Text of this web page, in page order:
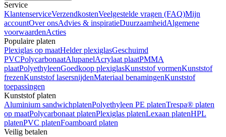
Service
KlantenserviceVerzendkostenVeelgestelde vragen (FAQ)Mijn
accountOver onsAdvies & inspiratieDuurzaamheidAlgemene
voorwaardenActies
Populaire platen
Plexiglas op maatHelder plexiglasGeschuimd
PVCPolycarbonaatAlupanelAcrylaat plaatPMMA
plaatPolyethyleenGoedkoop plexiglasKunststof vormenKunststof
frezenKunststof lasersnijdenMateriaal benamingenKunststof
toepassingen
Kunststof platen
Aluminium sandwichplatenPolyethyleen PE platenTrespa® platen
op maatPolycarbonaat platenPlexiglas platenLexaan platenHPL
platenPVC platenFoamboard platen
Veilig betalen